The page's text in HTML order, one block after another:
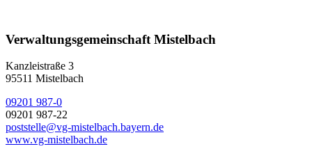
Verwaltungsgemeinschaft Mistelbach
Kanzleistraße 3
95511 Mistelbach
09201 987-0
09201 987-22
poststelle@vg-mistelbach.bayern.de
www.vg-mistelbach.de